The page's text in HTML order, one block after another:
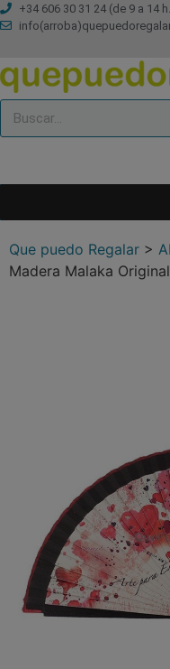
+34 606 30 31 24 (de 9 a 14
Que puedo Regalar >
Madera Malaka Original